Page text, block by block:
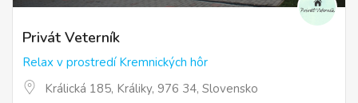
Privát Veterník
Relax v prostredí Kremnických hôr
Králická 185, Králiky, 976 34, Slovensko